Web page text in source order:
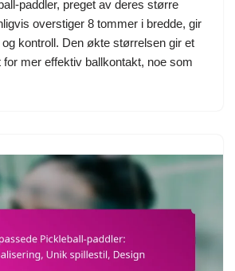
paddler, preget av deres større
overstiger 8 tommer i bredde, gir
kontroll. Den økte størrelsen gir et
mer effektiv ballkontakt, noe som